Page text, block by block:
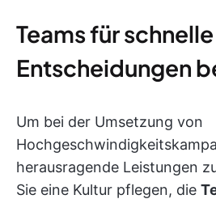
Teams für schnelle
Entscheidungen
Um bei der Umsetzung von
herausragende Leistungen
Sie eine Kultur pflegen, die